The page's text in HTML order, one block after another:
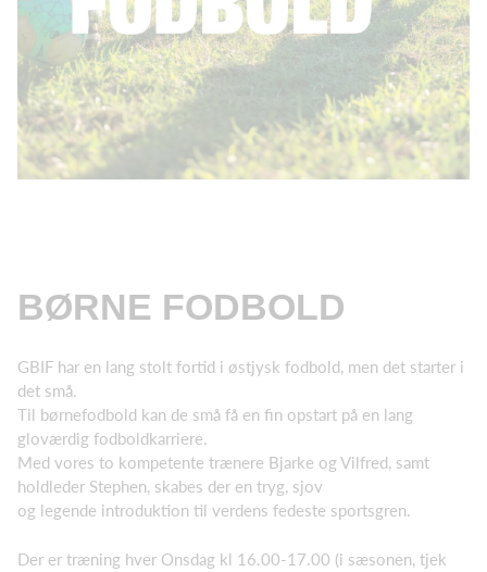
BØRNE FODBOLD
GBIF har en lang stolt fortid i østjysk fodbold, men det starter i
det små.
Til børnefodbold kan de små få en fin opstart på en lang
gloværdig fodboldkarriere.
Med vores to kompetente trænere Bjarke og Vilfred, samt
holdleder Stephen, skabes der en tryg, sjov
og legende introduktion til verdens fedeste sportsgren.
Der er træning hver Onsdag kl 16.00-17.00 (i sæsonen, tjek